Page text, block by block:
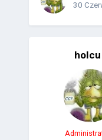
30
holcu